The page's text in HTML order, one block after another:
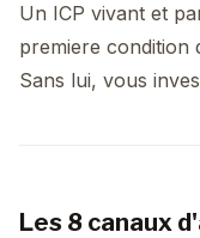
Un ICP vivant et
premiere condition
Sans lui, vous
Les 8 canaux